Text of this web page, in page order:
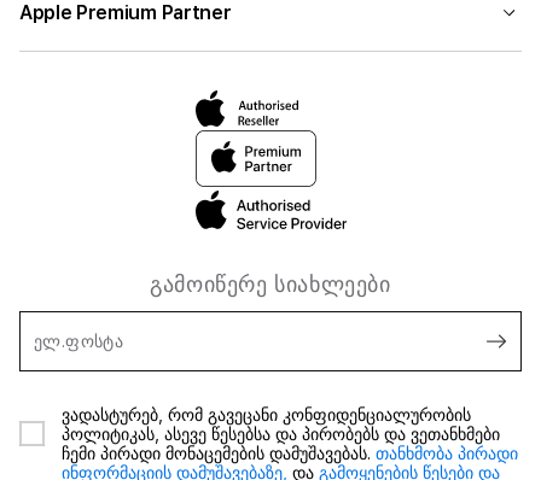
Apple Premium Partner
გამოიწერე სიახლეები
ელ.ფოსტა
ვადასტურებ, რომ გავეცანი კონფიდენციალურობის
პოლიტიკას, ასევე წესებსა და პირობებს და ვეთანხმები
ჩემი პირადი მონაცემების დამუშავებას. თანხმობა პირადი
ინფორმაციის დამუშავებაზე, და გამოყენების წესები და